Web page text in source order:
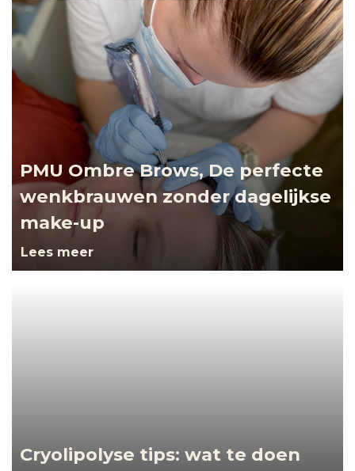
PMU Ombre Brows, De perfecte
wenkbrauwen zonder dagelijkse
make-up
Lees meer
Cryolipolyse tips: wat te doen